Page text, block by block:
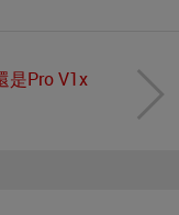
是Pro V1x